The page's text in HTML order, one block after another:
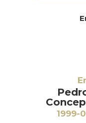
1999-